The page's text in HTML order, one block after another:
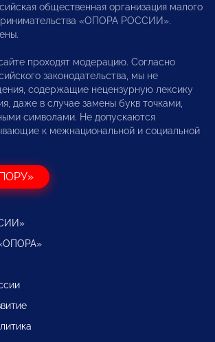
общественная организация малого
«ОПОРА РОССИИ».
проходят модерацию. Согласно
законодательства, мы не
содержащие нецензурную лексику
даже в случае замены букв точками,
символами. Не допускаются
к межнациональной и социальной